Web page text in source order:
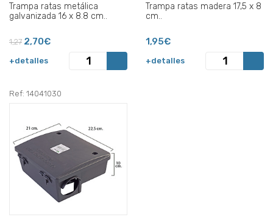
Trampa ratas metálica
galvanizada 16 x 8.8 cm..
1,27 2,70€
+detalles
Trampa ratas madera 17,5 x 8
cm..
1,95€
+detalles
Ref: 14041030